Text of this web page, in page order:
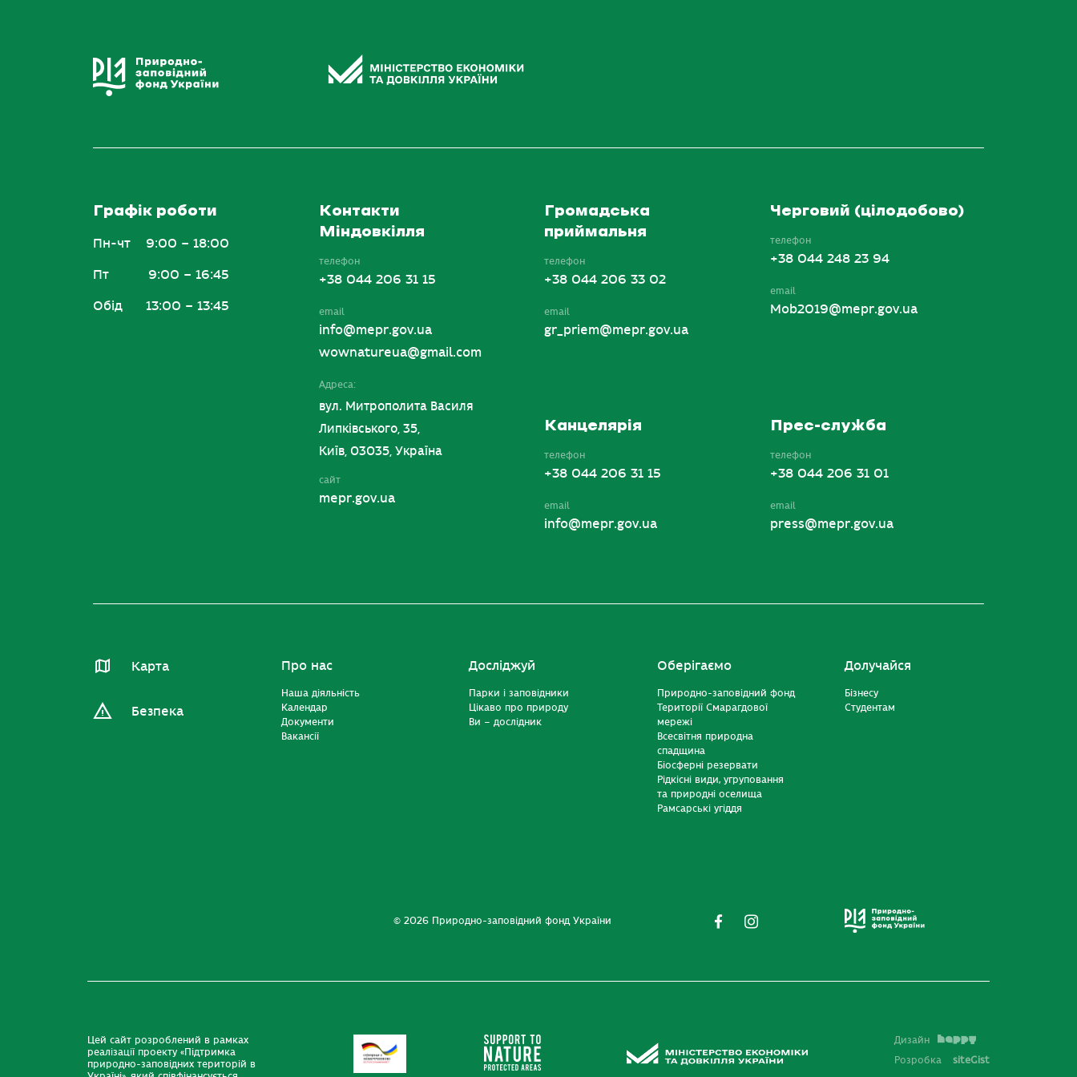
Графік роботи
Пн-чт 9:00 – 18:00
Пт 9:00 – 16:45
Обід 13:00 – 13:45
Контакти
Міндовкілля
телефон
+38 044 206 31 15
email
info@mepr.gov.ua
wownatureua@gmail.com
Адреса:
вул. Митрополита Василя
Липківського, 35,
Київ, 03035, Україна
сайт
mepr.gov.ua
Громадська
приймальня
телефон
+38 044 206 33 02
email
gr_priem@mepr.gov.ua
Канцелярія
телефон
+38 044 206 31 15
email
info@mepr.gov.ua
Черговий (цілодобово)
телефон
+38 044 248 23 94
email
Mob2019@mepr.gov.ua
Прес-служба
телефон
+38 044 206 31 01
email
press@mepr.gov.ua
Карта
Безпека
Про нас
Наша діяльність
Календар
Документи
Вакансії
Досліджуй
Парки і заповідники
Цікаво про природу
Ви – дослідник
Оберігаємо
Природно-заповідний фонд
Території Смарагдової
мережі
Всесвітня природна
спадщина
Біосферні резервати
Рідкісні види, угруповання
та природні оселища
Рамсарські угіддя
Долучайся
Бізнесу
Студентам
© 2026 Природно-заповідний фонд України
Цей сайт розроблений в рамках
реалізації проекту «Підтримка
природно-заповідних територій в
Дизайн
Розробка
siteGist